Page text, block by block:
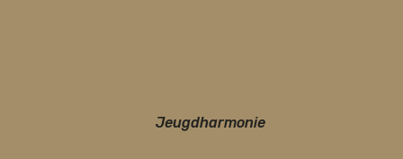
Jeugdharmonie